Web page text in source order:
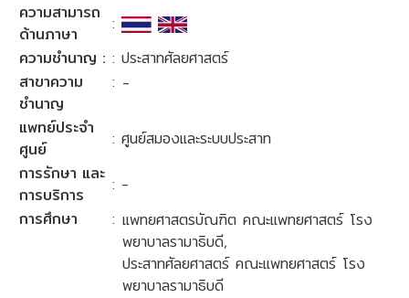
ความสามารถ
ด้านภาษา
:
ความชำนาญ : : ประสาทศัลยศาสตร์
สาขาความ
ชำนาญ
: -
แพทย์ประจำ
ศูนย์
: ศูนย์สมองและระบบประสาท
การรักษา และ
การบริการ
: -
การศึกษา
: แพทยศาสตรบัณฑิต คณะแพทยศาสตร์ โรง
พยาบาลรามาธิบดี,
ประสาทศัลยศาสตร์ คณะแพทยศาสตร์ โรง
พยาบาลรามาธิบดี